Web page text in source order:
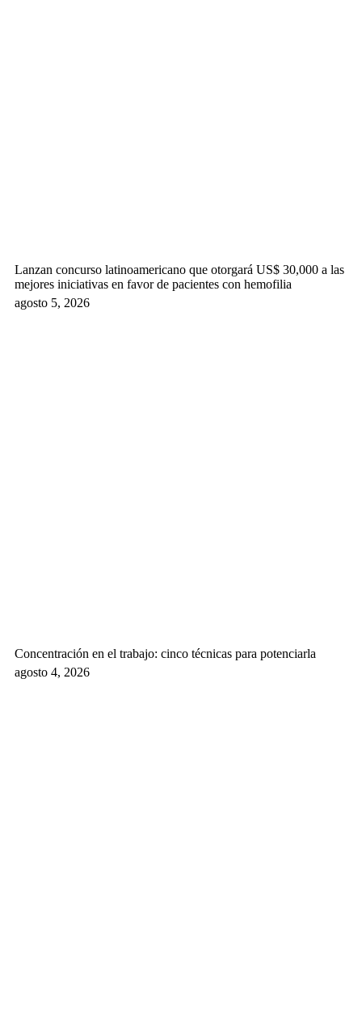
Lanzan concurso latinoamericano que otorgará US$ 30,000 a las
mejores iniciativas en favor de pacientes con hemofilia
agosto 5, 2026
Concentración en el trabajo: cinco técnicas para potenciarla
agosto 4, 2026